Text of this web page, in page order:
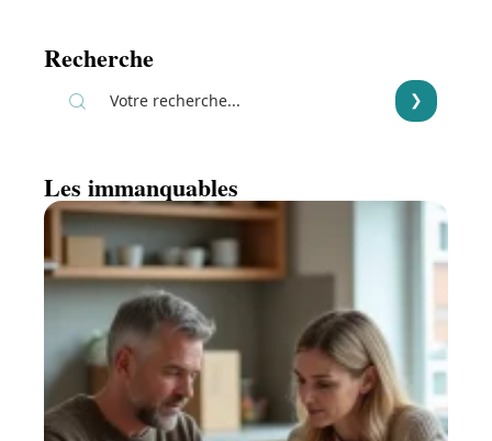
Recherche
Les immanquables